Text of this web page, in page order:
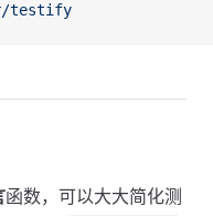
testify
函数，可以大大简化测